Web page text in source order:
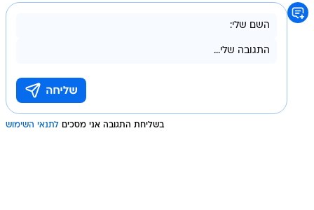
בשליחת התגובה אני מסכים לתנאי השימוש